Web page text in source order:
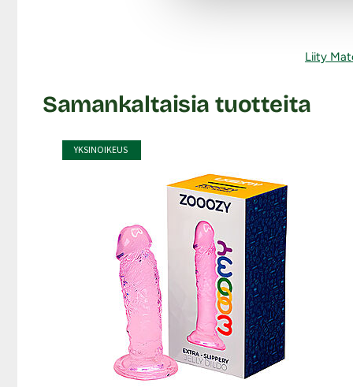
Liity
Samankaltaisia tuotteita
YKSINOIKEUS